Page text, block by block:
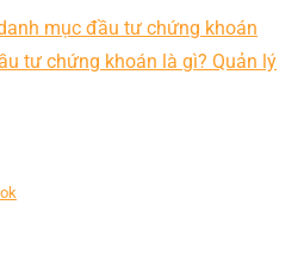
mục đầu tư chứng khoán
tư chứng khoán là gì? Quản lý